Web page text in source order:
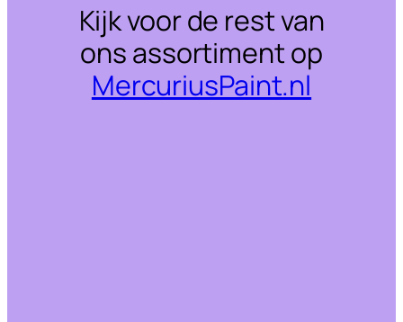
Kijk voor de rest van
ons assortiment op
MercuriusPaint.nl